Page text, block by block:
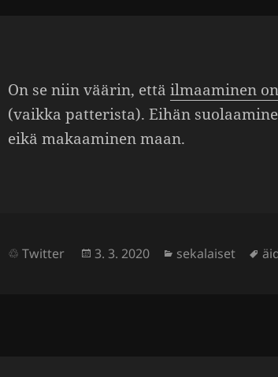
On se niin väärin, ettäilmaa­minen
(vaikka patte­rista). Eihän
eikä makaa­minen maan.
Twitter Julkaistu
3. 3. 2020 Kategoriat
sekalaiset